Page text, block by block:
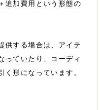
追加費用という形態の
供する場合は、アイテ
っていたり、コーディ
く形になっています。